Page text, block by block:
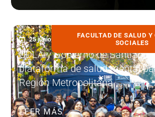
FACULTAD DE SALUD
SOCIALES
25 junio, 2025
UDLA y Gobierno de Santiago
plataforma de salud mental
Región Metropolitana
LEER MÁS